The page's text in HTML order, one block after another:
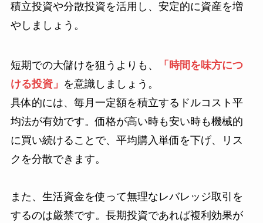
積立投資や分散投資を活用し、安定的に資産を増
やしましょう。
短期での大儲けを狙うよりも、
「時間を味方につ
ける投資」 を意識しましょう。
具体的には、毎月一定額を積立するドルコスト平
均法が有効です。価格が高い時も安い時も機械的
に買い続けることで、平均購入単価を下げ、リス
クを分散できます。
また、生活資金を使って無理なレバレッジ取引を
するのは厳禁です。長期投資であれば複利効果が